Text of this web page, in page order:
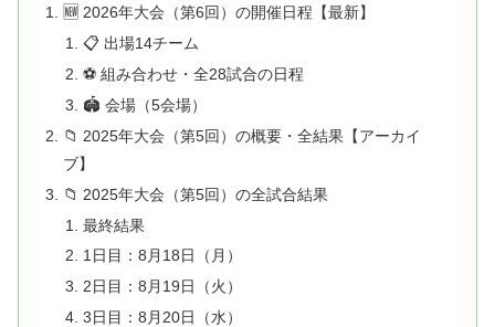
🆕 2026年大会（第6回）の開催日程【最新】
📋 出場14チーム
⚽ 組み合わせ・全28試合の日程
🏟️ 会場（5会場）
📁 2025年大会（第5回）の概要・全結果【アーカイ
ブ】
📁 2025年大会（第5回）の全試合結果
最終結果
1日目：8月18日（月）
2日目：8月19日（火）
3日目：8月20日（水）